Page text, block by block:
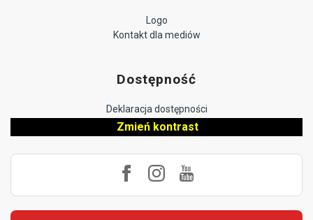
Logo
Kontakt dla mediów
Dostępność
Deklaracja dostępności
Zmień kontrast